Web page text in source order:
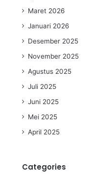
Maret 2026
Januari 2026
Desember 2025
November 2025
Agustus 2025
Juli 2025
Juni 2025
Mei 2025
April 2025
Categories